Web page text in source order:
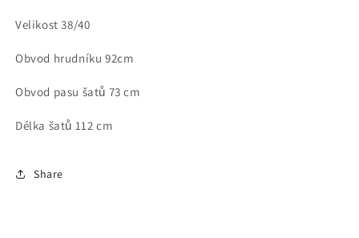
Velikost 38/40
Obvod hrudníku 92cm
Obvod pasu šatů 73 cm
Délka šatů 112 cm
Share